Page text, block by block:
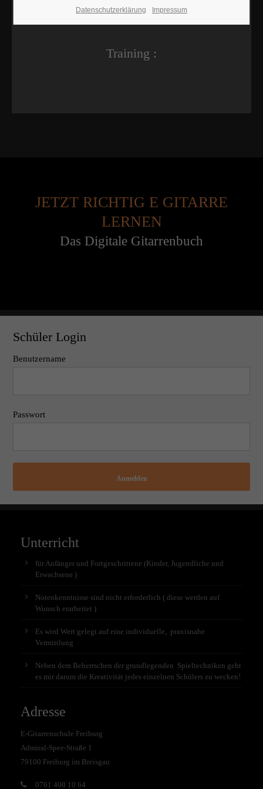
Training :
JETZT RICHTIG E GITARRE
LERNEN
Das Digitale Gitarrenbuch
Schüler Login
Benutzername
Passwort
Anmelden
Unterricht
für Anfänger und Fortgeschrittene (Kinder, Jugendliche und
Erwachsene )
Notenkenntnisse sind nicht erforderlich ( diese werden auf
Wunsch erarbeitet )
Es wird Wert gelegt auf eine individuelle, praxisnahe
Vermittlung
Neben dem Beherrschen der grundlegenden Spieltechniken geht
es mir darum die Kreativität jedes einzelnen Schülers zu wecken!
Adresse
E-Gitarrenschule Freiburg
Admiral-Spee-Straße 1
79100 Freiburg im Breisgau
0761 400 10 64
Datenschutzerklärung Impressum